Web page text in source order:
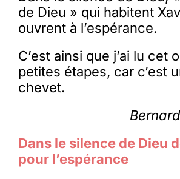
de Dieu » qui habitent
ouvrent à l’espérance.
C’est ainsi que j’ai lu cet
petites étapes, car c’est
chevet.
Dans le silence de Dieu
pour l’espérance